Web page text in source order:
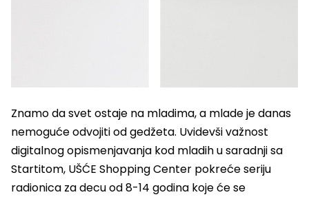
Znamo da svet ostaje na mladima, a mlade je danas
nemoguće odvojiti od gedžeta. Uvidevši važnost
digitalnog opismenjavanja kod mladih u saradnji sa
Startitom, UŠĆE Shopping Center pokreće seriju
radionica za decu od 8-14 godina koje će se